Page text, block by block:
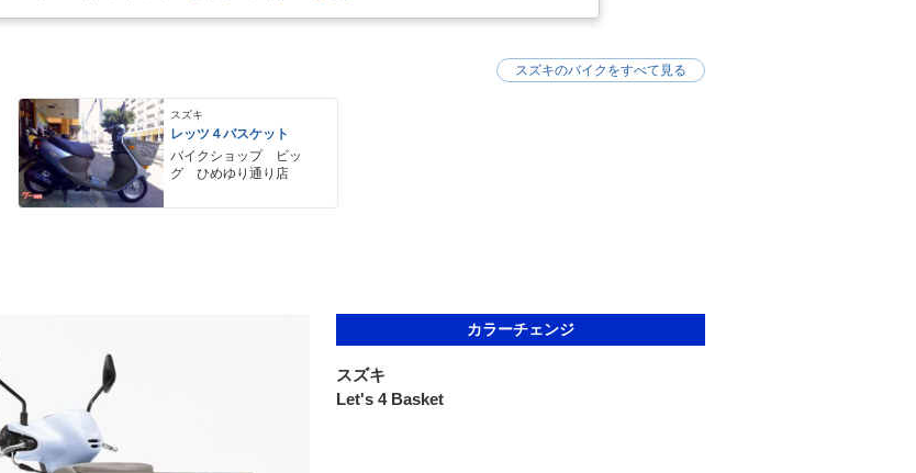
スズキ
レッツ４バスケット
バイクショップ ビッ
グ ひめゆり通り店
スズキのバイクをすべて見る
カラーチェンジ
スズキ
Let's 4 Basket